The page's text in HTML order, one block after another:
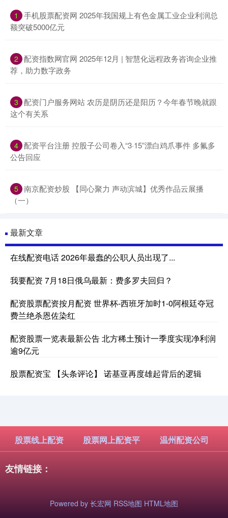
1
手机股票配资网 2025年我国规上有色金属工业企业利润总
额突破5000亿元
2 配资指数网官网 2025年12月 | 智慧化远程政务咨询企业推
荐，助力数字政务
3 配资门户服务网站 农历是阴历还是阳历？今年春节晚就跟
这个有关系
4 配资平台注册 控股子公司卷入“3·15”漂白鸡爪事件 多氟多
公告回应
5 南京配资炒股 【同心聚力 声动滨城】优秀作品云展播
（一）
最新文章
在线配资电话 2026年最蠢的公职人员出现了...
我要配资 7月18日俄乌最新：费多罗夫回归？
配资股票配资按月配资 世界杯-西班牙加时1-0阿根廷夺冠
费兰绝杀恩佐染红
配资股票一览表最新公告 北方稀土预计一季度实现净利润
逾9亿元
股票配资宝 【头条评论】 诺基亚再度雄起背后的逻辑
股票线上配资 股票网上配资平 温州配资公司
友情链接：
Powered by 长宏网 RSS地图 HTML地图